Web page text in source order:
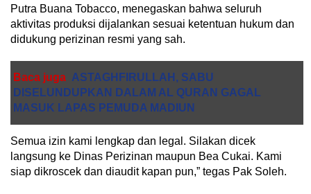
Putra Buana Tobacco, menegaskan bahwa seluruh
aktivitas produksi dijalankan sesuai ketentuan hukum dan
didukung perizinan resmi yang sah.
Baca juga ASTAGHFIRULLAH, SABU
DISELUNDUPKAN DALAM AL QURAN GAGAL
MASUK LAPAS PEMUDA MADIUN
Semua izin kami lengkap dan legal. Silakan dicek
langsung ke Dinas Perizinan maupun Bea Cukai. Kami
siap dikroscek dan diaudit kapan pun,” tegas Pak Soleh.